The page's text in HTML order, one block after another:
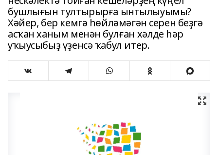
бушлығын тултырырға ынтылыуымы?
Хәйер, бер кемгә һөйләмәгән серен беҙгә
асҡан ханым менән булған хәлде һәр
уҡыусыбыҙ үҙенсә ҡабул итер.